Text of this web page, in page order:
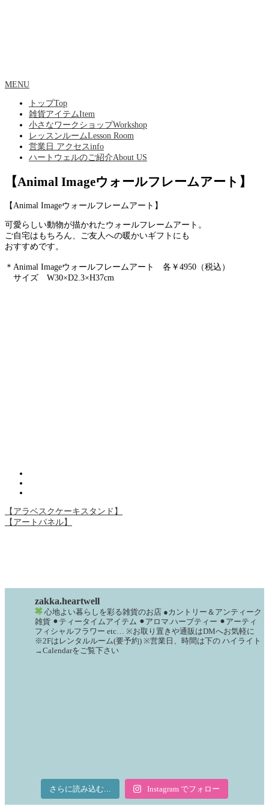
MENU
トップTop
雑貨アイテムItem
小さなワークショップWorkshop
レッスンルームLesson Room
営業日 アクセスinfo
ハートウェルのご紹介About US
【Animal Imageウォールフレームアート】
【Animal Imageウォールフレームアート】
可愛らしい動物が描かれたウォールフレームアート。
ご自宅はもちろん、ご友人への暖かいギフトにも
おすすめです。
＊Animal Imageウォールフレームアート 各￥4950（税込）
サイズ W30×D2.3×H37cm
【アラベスクケーキスタンド】
【アートパネル】
zakka.heartwell
心地よい暮らしを彩る雑貨のお店 ●カントリー＆アンティーク
雑貨 ⚫︎ティータイムアイテム ⚫︎アロマ.ハーブティー ⚫︎アーティ
フィシャルフラワー etc… ※お取り置きや通販はDMへお気軽に
※2Fはレンタルルーム(要予約) ※営業日、時間は下の ハイライト
→Calendarをご覧下さい
さらに読み込む... Instagram でフォロー